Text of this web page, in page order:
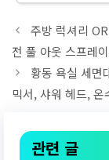
주방 럭셔리
전 풀 아웃 스프레
황동 욕실 세면
믹서, 샤워 헤드,
관련 글